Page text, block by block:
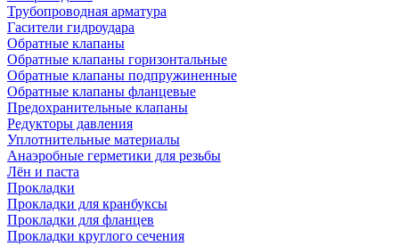
Трубопроводная арматура
Гасители гидроудара
Обратные клапаны
Обратные клапаны горизонтальные
Обратные клапаны подпружиненные
Обратные клапаны фланцевые
Предохранительные клапаны
Редукторы давления
Уплотнительные материалы
Анаэробные герметики для резьбы
Лён и паста
Прокладки
Прокладки для кранбуксы
Прокладки для фланцев
Прокладки круглого сечения